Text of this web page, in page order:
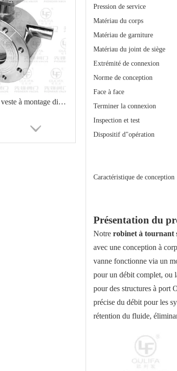
Robinet à bille à veste à montage direct pour actionneur pneumatique
Pression de service
Matériau du corps
Matériau de garniture
Matériau du joint de siège
Extrémité de connexion
Norme de conception
Face à face
Terminer la connexion
Inspection et test
Dispositif d"opération
Caractéristique de conception
Présentation du
Notre robinet à tournant
avec une conception à
vanne fonctionne via un
pour un débit complet, ou
pour des structures à port
précise du débit pour les
rétention du fluide,